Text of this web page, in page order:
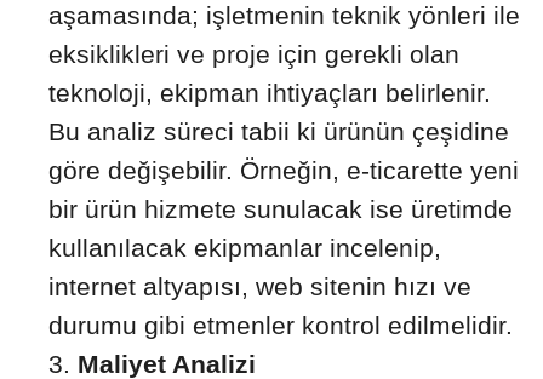
aşamasında; işletmenin teknik yönleri ile
eksiklikleri ve proje için gerekli olan
teknoloji, ekipman ihtiyaçları belirlenir.
Bu analiz süreci tabii ki ürünün çeşidine
göre değişebilir. Örneğin, e-ticarette yeni
bir ürün hizmete sunulacak ise üretimde
kullanılacak ekipmanlar incelenip,
internet altyapısı, web sitenin hızı ve
durumu gibi etmenler kontrol edilmelidir.
Maliyet Analizi